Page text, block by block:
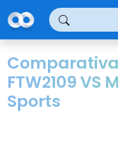
FTW2109 VS
Sports
Panel de gestión de